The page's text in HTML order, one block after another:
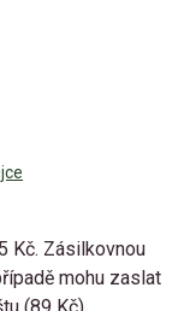
Kč. Zásilkovnou
mohu zaslat